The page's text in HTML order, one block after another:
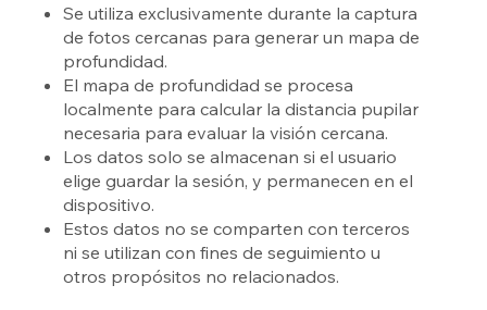
Se utiliza exclusivamente durante la captura
de fotos cercanas para generar un mapa de
profundidad.
El mapa de profundidad se procesa
localmente para calcular la distancia pupilar
necesaria para evaluar la visión cercana.
Los datos solo se almacenan si el usuario
elige guardar la sesión, y permanecen en el
dispositivo.
Estos datos no se comparten con terceros
ni se utilizan con fines de seguimiento u
otros propósitos no relacionados.